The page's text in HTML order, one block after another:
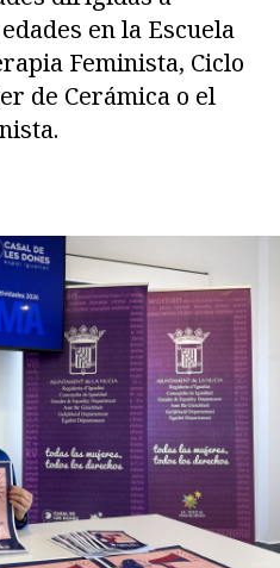
en la Escuela
Feminista, Ciclo
de Cerámica o el